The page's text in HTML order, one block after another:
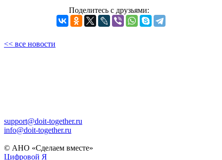
Поделитесь с друзьями:
<< все новости
support@doit-together.ru
info@doit-together.ru
© АНО «Сделаем вместе»
Цифровой Я